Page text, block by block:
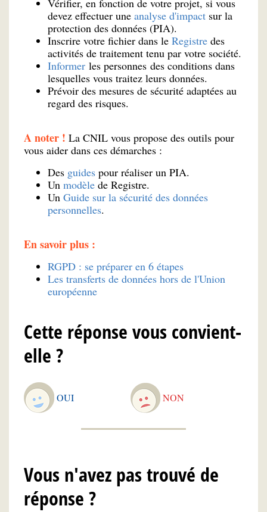
Vérifier, en fonction de votre projet, si vous
devez effectuer une analyse d'impact sur la
protection des données (PIA).
Inscrire votre fichier dans le Registre des
activités de traitement tenu par votre société.
Informer les personnes des conditions dans
lesquelles vous traitez leurs données.
Prévoir des mesures de sécurité adaptées au
regard des risques.
A noter ! La CNIL vous propose des outils pour
vous aider dans ces démarches :
Des guides pour réaliser un PIA.
Un modèle de Registre.
Un Guide sur la sécurité des données
personnelles.
En savoir plus :
RGPD : se préparer en 6 étapes
Les transferts de données hors de l'Union
européenne
Cette réponse vous convient-
elle ?
OUI NON
Vous n'avez pas trouvé de
réponse ?